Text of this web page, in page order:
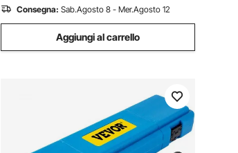
Consegna: Sab.Agosto 8 - Mer.Agosto 12
Aggiungi al carrello